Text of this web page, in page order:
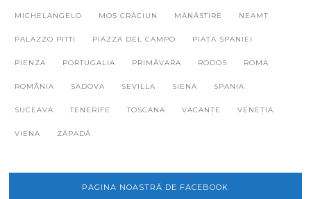
MICHELANGELO MOȘ CRĂCIUN MĂNĂSTIRE NEAMȚ
PALAZZO PITTI PIAZZA DEL CAMPO PIAȚA SPANIEI
PIENZA PORTUGALIA PRIMĂVARA RODOS ROMA
ROMÂNIA SADOVA SEVILLA SIENA SPANIA
SUCEAVA TENERIFE TOSCANA VACANȚE VENEȚIA
VIENA ZĂPADĂ
PAGINA NOASTRĂ DE FACEBOOK